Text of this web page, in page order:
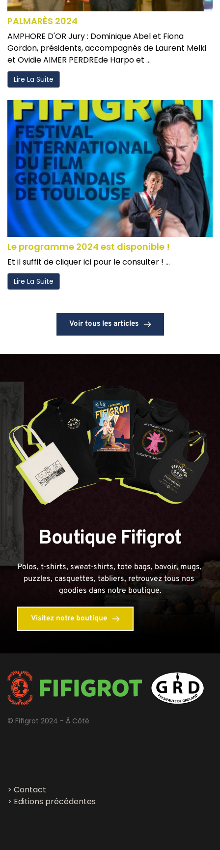
PALMARÈS 2024
AMPHORE D'OR Jury : Dominique Abel et Fiona
Gordon, présidents, accompagnés de Laurent Melki
et Ovidie AIMER PERDREde Harpo et ...
Lire La Suite
Le programme 2024 est disponible !
Et il suffit de cliquer ici pour le consulter ! ...
Lire La Suite
Voir tous les articles
Boutique Fifigrot
Polos, t-shirts, sweat-shirts, tote bags, bavoir, mugs,
puzzles, casquettes, tabliers, retrouvez tous nos
goodies dans notre boutique.
Visitez notre boutique
© Fifigrot 2024 - À Côté
> Contact
> Editions précédentes